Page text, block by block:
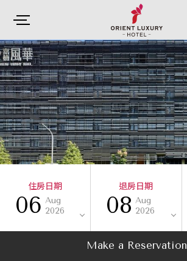
住房日期
06 Aug
2026
退房日期
08 Aug
2026
Make a Reservation